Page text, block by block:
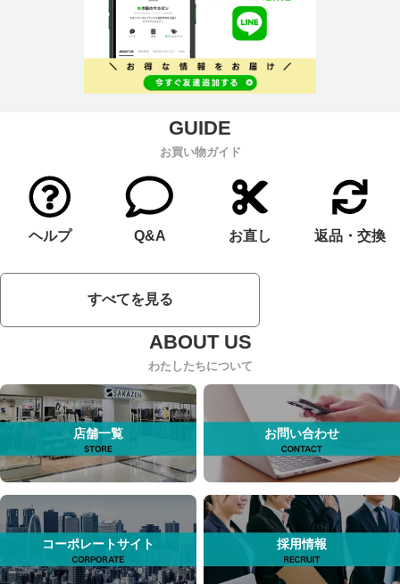
お買い物ガイド
ヘルプ Q&A お直し 返品・交換
すべてを見る
わたしたちについて
店舗一覧 お問い合わせ
コーポレートサイト 採用情報